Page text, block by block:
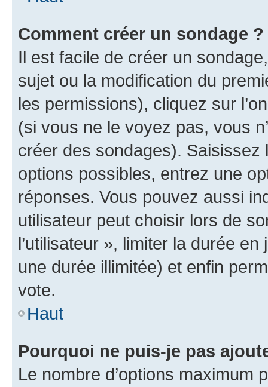
Comment créer un sondage ?
Il est facile de créer un
sujet ou la modification du
les permissions), cliquez sur
(si vous ne le voyez pas, vous
créer des sondages).
options possibles, entrez une
réponses. Vous pouvez aussi
utilisateur peut choisir lors de
l’utilisateur », limiter la durée
une durée illimitée) et enfin
vote.
Haut
Pourquoi ne puis-je pas
Le nombre d’options maximum